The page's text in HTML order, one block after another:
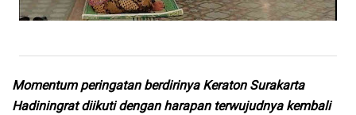
Momentum peringatan berdirinya Keraton Surakarta
Hadiningrat diikuti dengan harapan terwujudnya kembali